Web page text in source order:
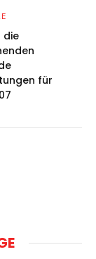
die
für